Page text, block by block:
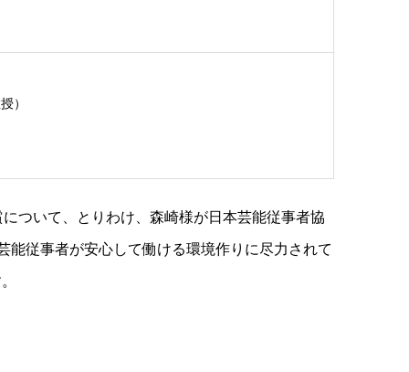
）
ついて、とりわけ、森崎様が日本芸能従事者協
従事者が安心して働ける環境作りに尽力されて